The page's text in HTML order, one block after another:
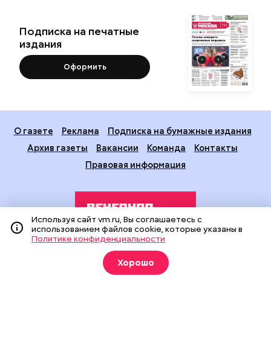
Подписка на печатные
издания
Оформить
О газете Реклама
Подписка на бумажные издания
Архив газеты
Вакансии Команда
Контакты
Правовая информация
Издание создано при финансовой поддержке Департамента
средств массовой информации и рекламы города Москвы.
На сайте применяются рекомендательные технологии
Используя сайт vm.ru, Вы соглашаетесь с
использованием файлов cookie, которые указаны в
Политике конфиденциальности
Хорошо